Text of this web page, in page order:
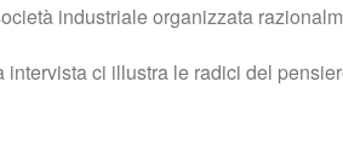
industriale organizzata
ci illustra le radici del